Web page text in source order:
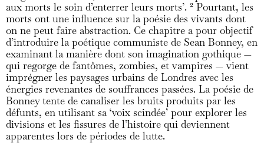
aux morts le soin d’enterrer leurs morts’. 2 Pourtant, les
morts ont une influence sur la poésie des vivants dont
on ne peut faire abstraction. Ce chapitre a pour objectif
d’introduire la poétique communiste de Sean Bonney, en
examinant la manière dont son imagination gothique —
qui regorge de fantômes, zombies, et vampires — vient
imprégner les paysages urbains de Londres avec les
énergies revenantes de souffrances passées. La poésie de
Bonney tente de canaliser les bruits produits par les
défunts, en utilisant sa ‘voix scindée’ pour explorer les
divisions et les fissures de l’histoire qui deviennent
apparentes lors de périodes de lutte.